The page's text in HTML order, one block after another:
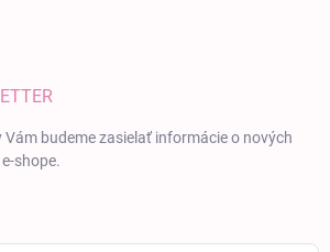
Vám budeme zasielať informácie o nových
shope.